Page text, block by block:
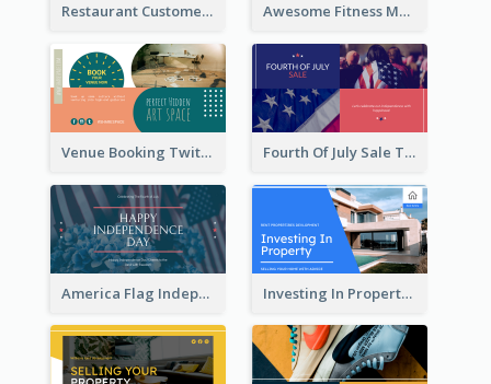
Restaurant Customer Review Twitter Post Awesome Fitness Member Discount Twitter Post Design
Venue Booking Twitter Post Design Fourth Of July Sale Twitter Post
America Flag Independence Day Twitter Post Investing In Property Real Estate Twitter Post